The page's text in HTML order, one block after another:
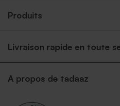
Produits
Livraison rapide en toute
A propos de tadaaz